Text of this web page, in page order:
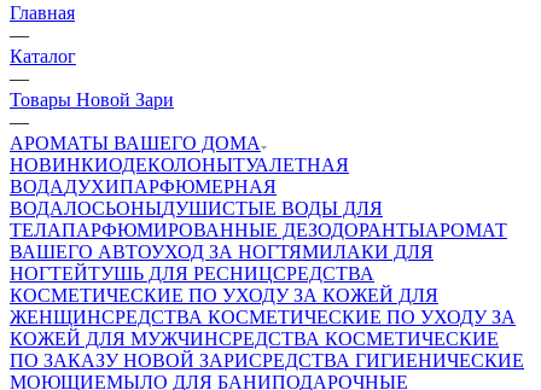
Главная
—
Каталог
—
Товары Новой Зари
—
АРОМАТЫ ВАШЕГО ДОМА
НОВИНКИОДЕКОЛОНЫТУАЛЕТНАЯ
ВОДАДУХИПАРФЮМЕРНАЯ
ВОДАЛОСЬОНЫДУШИСТЫЕ ВОДЫ ДЛЯ
ТЕЛАПАРФЮМИРОВАННЫЕ ДЕЗОДОРАНТЫАРОМАТ
ВАШЕГО АВТОУХОД ЗА НОГТЯМИЛАКИ ДЛЯ
НОГТЕЙТУШЬ ДЛЯ РЕСНИЦСРЕДСТВА
КОСМЕТИЧЕСКИЕ ПО УХОДУ ЗА КОЖЕЙ ДЛЯ
ЖЕНЩИНСРЕДСТВА КОСМЕТИЧЕСКИЕ ПО УХОДУ ЗА
КОЖЕЙ ДЛЯ МУЖЧИНСРЕДСТВА КОСМЕТИЧЕСКИЕ
ПО ЗАКАЗУ НОВОЙ ЗАРИСРЕДСТВА ГИГИЕНИЧЕСКИЕ
МОЮЩИЕМЫЛО ДЛЯ БАНИПОДАРОЧНЫЕ